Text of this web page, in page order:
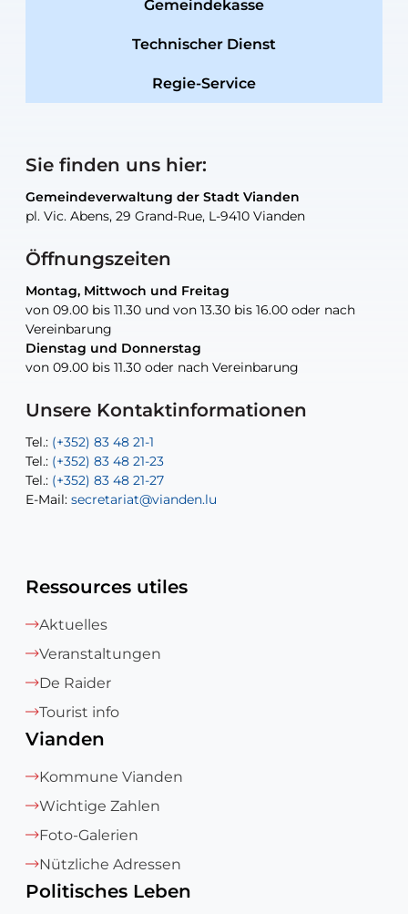
Gemeindekasse
Technischer Dienst
Regie-Service
Sie finden uns hier:
Gemeindeverwaltung der Stadt Vianden
pl. Vic. Abens, 29 Grand-Rue, L-9410 Vianden
Öffnungszeiten
Montag, Mittwoch und Freitag
von 09.00 bis 11.30 und von 13.30 bis 16.00 oder nach
Vereinbarung
Dienstag und Donnerstag
von 09.00 bis 11.30 oder nach Vereinbarung
Unsere Kontaktinformationen
Tel.: (+352) 83 48 21-1
Tel.: (+352) 83 48 21-23
Tel.: (+352) 83 48 21-27
E-Mail: secretariat@vianden.lu
Gemeindeverwaltung der Stadt Vianden
pl. Vic. Abens, 29 Grand-Rue, L-9410 Vianden
Montag, Mittwoch und Freitag
von 09.00 bis 11.30 und von 13.30 bis 16.00 oder nach
Vereinbarung
Dienstag und Donnerstag
von 09.00 bis 11.30 oder nach Vereinbarung
Tel.: (+352) 83 48 21-20
Tel.: (+352) 83 48 21-22
E-Mail:sofia.carvalho@vianden.lu
E-Mail: diane.storn@vianden.lu
Gemeindeverwaltung der Stadt Vianden
pl. Vic. Abens, 29 Grand-Rue, L-9410 Vianden
nur nach Vereinbarung
Tel.: (+352) 83 48 21-24
Gemeindeverwaltung der Stadt Vianden
pl. Vic. Abens, 29 Grand-Rue, L-9410 Vianden
nur nach Vereinbarung
E-Mail: aisha.abdullah@vianden.lu
E-Mail:jos.cormemans@vianden.lu
Gemeindewerkstatt der Stadt Vianden
30, rue Neugarten, L-9422 Vianden
nur nach Vereinbarung
Tel.: (+352) 83 48 21-51
E-Mail:atelier@vianden.lu
Ressources utiles
Aktuelles
Veranstaltungen
De Raider
Tourist info
Vianden
Kommune Vianden
Wichtige Zahlen
Foto-Galerien
Nützliche Adressen
Politisches Leben